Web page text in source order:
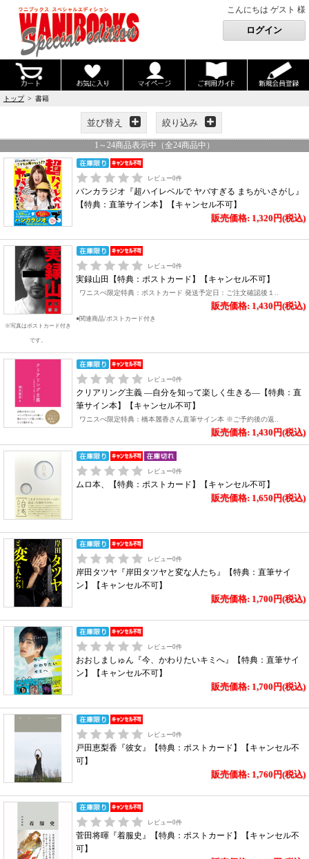
こんにちは ゲスト 様
トップ> 書籍
並び替え 絞り込み
1 ～ 24商品表示中（全24商品中）
レビュー0件
バンカラジオ『超ハイレベルで ヤバすぎる まちがいさがし』
【特典：直筆サイン本】【キャンセル不可】
販売価格: 1,320円(税込)
※写真はポストカード付き
です。
レビュー0件
実録山田【特典：ポストカード】【キャンセル不可】
ワニスぺ限定特典：ポストカード 発送予定日：ご注文確認後１..
販売価格: 1,430円(税込)
●関連商品/ポストカード付き
レビュー0件
クリアリング主義 ―自分を知って楽しく生きる―【特典：直
筆サイン本】【キャンセル不可】
ワニスぺ限定特典：橋本麗香さん直筆サイン本 ※ご予約後の返..
販売価格: 1,430円(税込)
レビュー0件
ムロ本、【特典：ポストカード】【キャンセル不可】
販売価格: 1,650円(税込)
レビュー0件
岸田タツヤ『岸田タツヤと変な人たち』【特典：直筆サイ
ン】【キャンセル不可】
販売価格: 1,700円(税込)
レビュー0件
おおしましゅん『今、かわりたいキミへ』【特典：直筆サイ
ン】【キャンセル不可】
販売価格: 1,700円(税込)
レビュー0件
戸田恵梨香『彼女』【特典：ポストカード】【キャンセル不
可】
販売価格: 1,760円(税込)
レビュー0件
菅田将暉『着服史』【特典：ポストカード】【キャンセル不
可】